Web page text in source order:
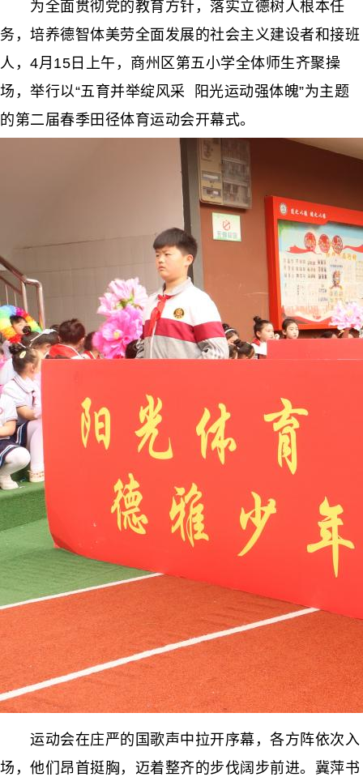
为全面贯彻党的教育方针，落实立德树人根本任
务，培养德智体美劳全面发展的社会主义建设者和接班
人，4月15日上午，商州区第五小学全体师生齐聚操
场，举行以“五育并举绽风采 阳光运动强体魄”为主题
的第二届春季田径体育运动会开幕式。
运动会在庄严的国歌声中拉开序幕，各方阵依次入
场，他们昂首挺胸，迈着整齐的步伐阔步前进。冀萍书